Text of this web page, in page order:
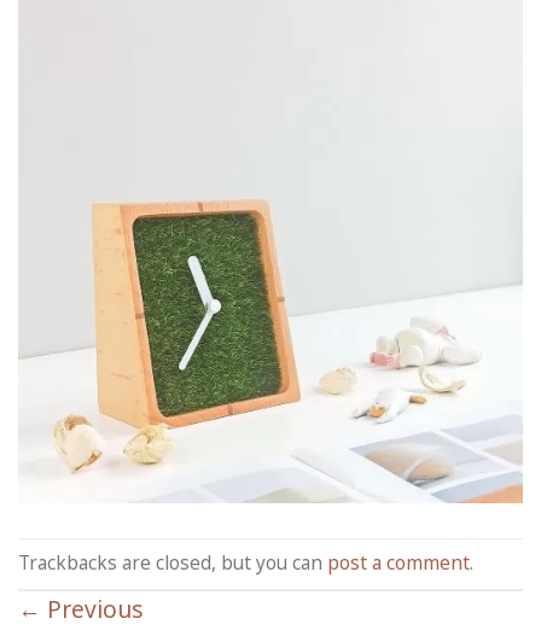
Trackbacks are closed, but you can post a comment.
← Previous